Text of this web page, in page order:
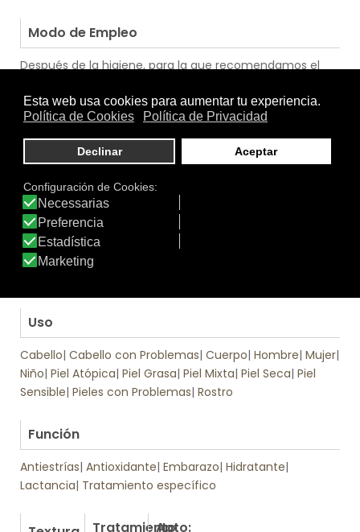
Modo de Empleo
Después de la higiene, para la que recomendamos el
zona afectada mediante un suave masaje,
favoreciendo su absorción. Se recomienda espaciar
cada aplicación un mínimo de 6 horas, con un máximo
de 3 aplicaciones diarias o seguir las pautas indicadas
de cualquier tratamiento farmacológico tópico,
espaciando la aplicación entre uno y otro 2 horas.
Tratamiento
.
Uso
Cabello| Cabello con Problemas| Cuerpo| Hombre| Mujer|
Niño| Piel Atópica| Piel Grasa| Piel Mixta| Piel Seca| Piel
Sensible| Pieles con Problemas| Rostro
Función
Antiestrías| Antioxidante| Embarazo| Hidratante|
Lactancia| Tratamiento específico
Tratamiento
Apto: